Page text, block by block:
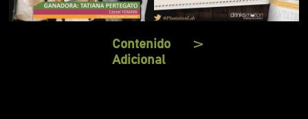
Contenido
Adicional
V